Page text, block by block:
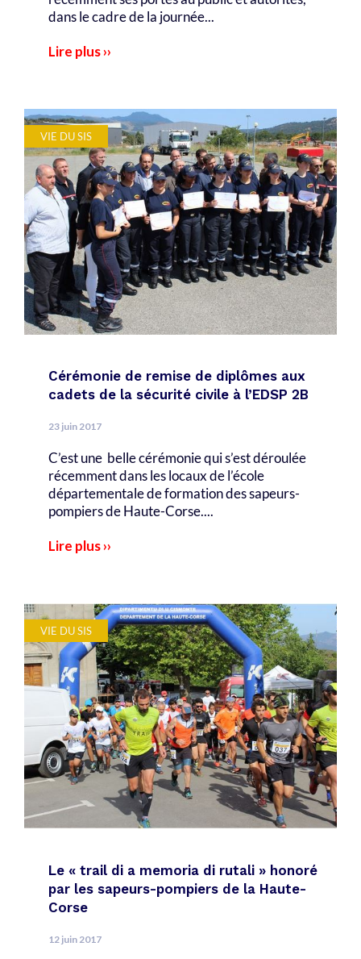
dans le cadre de la journée...
Lire plus ››
VIE DU SIS
Cérémonie de remise de diplômes aux
cadets de la sécurité civile à l’EDSP 2B
23 juin 2017
C’est une belle cérémonie qui s’est déroulée
récemment dans les locaux de l’école
départementale de formation des sapeurs-
pompiers de Haute-Corse....
Lire plus ››
VIE DU SIS
Le « trail di a memoria di rutali » honoré
par les sapeurs-pompiers de la Haute-
Corse
12 juin 2017